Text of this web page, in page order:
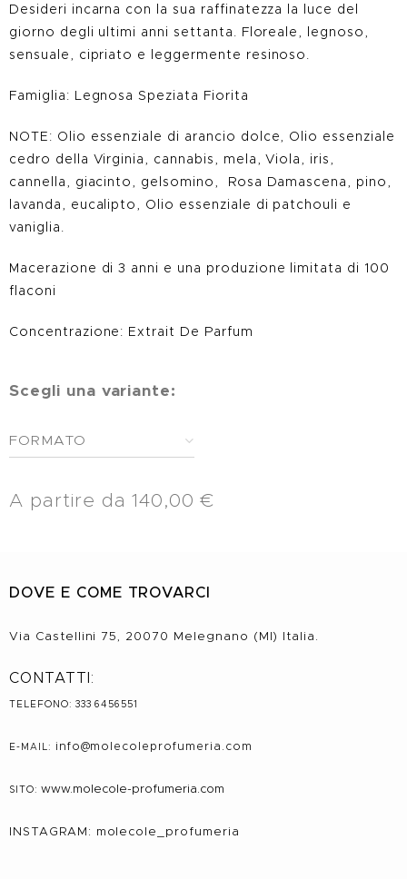
Desideri incarna con la sua raffinatezza la luce del
giorno degli ultimi anni settanta. Floreale, legnoso,
sensuale, cipriato e leggermente resinoso.
Famiglia: Legnosa Speziata Fiorita
NOTE: Olio essenziale di arancio dolce, Olio essenziale
cedro della Virginia, cannabis, mela, Viola, iris,
cannella, giacinto, gelsomino, Rosa Damascena, pino,
lavanda, eucalipto, Olio essenziale di patchouli e
vaniglia.
Macerazione di 3 anni e una produzione limitata di 100
flaconi
Concentrazione: Extrait De Parfum
Scegli una variante:
FORMATO
A partire da140,00 €
DOVE E COME TROVARCI
Via Castellini 75, 20070 Melegnano (MI) Italia.
CONTATTI:
TELEFONO: 333 6456551
E-MAIL: info@molecole profumeria.com
SITO: www.molecole-profumeria.com
INSTAGRAM: molecole_profumeria